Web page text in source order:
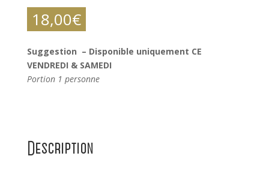
18,00€
Suggestion – Disponible uniquement CE
VENDREDI & SAMEDI
Portion 1 personne
Description